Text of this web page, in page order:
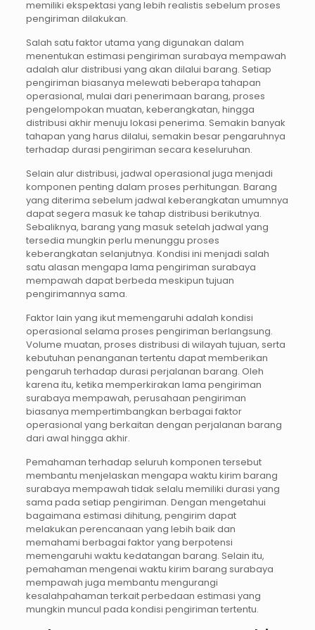
memiliki ekspektasi yang lebih realistis sebelum proses
pengiriman dilakukan.
Salah satu faktor utama yang digunakan dalam
menentukan estimasi pengiriman surabaya mempawah
adalah alur distribusi yang akan dilalui barang. Setiap
pengiriman biasanya melewati beberapa tahapan
operasional, mulai dari penerimaan barang, proses
pengelompokan muatan, keberangkatan, hingga
distribusi akhir menuju lokasi penerima. Semakin banyak
tahapan yang harus dilalui, semakin besar pengaruhnya
terhadap durasi pengiriman secara keseluruhan.
Selain alur distribusi, jadwal operasional juga menjadi
komponen penting dalam proses perhitungan. Barang
yang diterima sebelum jadwal keberangkatan umumnya
dapat segera masuk ke tahap distribusi berikutnya.
Sebaliknya, barang yang masuk setelah jadwal yang
tersedia mungkin perlu menunggu proses
keberangkatan selanjutnya. Kondisi ini menjadi salah
satu alasan mengapa lama pengiriman surabaya
mempawah dapat berbeda meskipun tujuan
pengirimannya sama.
Faktor lain yang ikut memengaruhi adalah kondisi
operasional selama proses pengiriman berlangsung.
Volume muatan, proses distribusi di wilayah tujuan, serta
kebutuhan penanganan tertentu dapat memberikan
pengaruh terhadap durasi perjalanan barang. Oleh
karena itu, ketika memperkirakan lama pengiriman
surabaya mempawah, perusahaan pengiriman
biasanya mempertimbangkan berbagai faktor
operasional yang berkaitan dengan perjalanan barang
dari awal hingga akhir.
Pemahaman terhadap seluruh komponen tersebut
membantu menjelaskan mengapa waktu kirim barang
surabaya mempawah tidak selalu memiliki durasi yang
sama pada setiap pengiriman. Dengan mengetahui
bagaimana estimasi dihitung, pengirim dapat
melakukan perencanaan yang lebih baik dan
memahami berbagai faktor yang berpotensi
memengaruhi waktu kedatangan barang. Selain itu,
pemahaman mengenai waktu kirim barang surabaya
mempawah juga membantu mengurangi
kesalahpahaman terkait perbedaan estimasi yang
mungkin muncul pada kondisi pengiriman tertentu.